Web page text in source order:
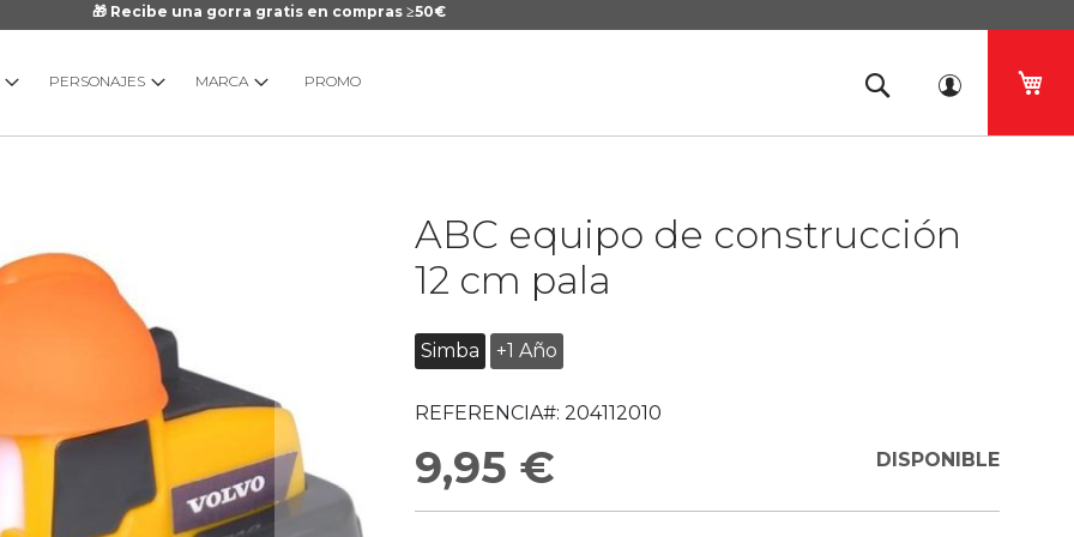
🎁 Recibe una gorra gratis en compras ≥50€
PERSONAJES MARCA PROMO
ABC equipo de construcción
12 cm pala
Simba +1 Año
REFERENCIA#: 204112010
9,95 € DISPONIBLE
galería
imágenes